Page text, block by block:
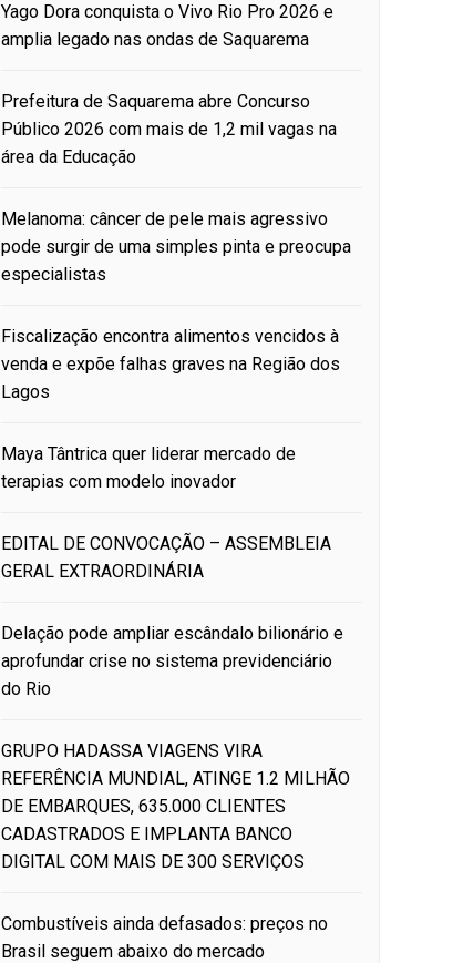
Yago Dora conquista o Vivo Rio Pro 2026 e
amplia legado nas ondas de Saquarema
Prefeitura de Saquarema abre Concurso
Público 2026 com mais de 1,2 mil vagas na
área da Educação
Melanoma: câncer de pele mais agressivo
pode surgir de uma simples pinta e preocupa
especialistas
Fiscalização encontra alimentos vencidos à
venda e expõe falhas graves na Região dos
Lagos
Maya Tântrica quer liderar mercado de
terapias com modelo inovador
EDITAL DE CONVOCAÇÃO – ASSEMBLEIA
GERAL EXTRAORDINÁRIA
Delação pode ampliar escândalo bilionário e
aprofundar crise no sistema previdenciário
do Rio
GRUPO HADASSA VIAGENS VIRA
REFERÊNCIA MUNDIAL, ATINGE 1.2 MILHÃO
DE EMBARQUES, 635.000 CLIENTES
CADASTRADOS E IMPLANTA BANCO
DIGITAL COM MAIS DE 300 SERVIÇOS
Combustíveis ainda defasados: preços no
Brasil seguem abaixo do mercado